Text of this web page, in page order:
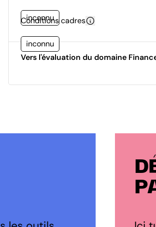
inconnu
Conditions cadres
inconnu
Vers l'évaluation du domaine